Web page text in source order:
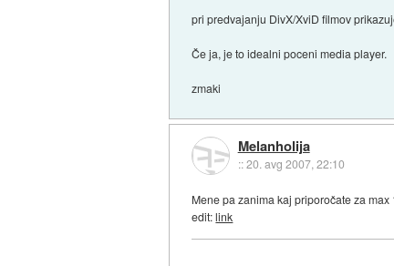
pri predvajanju DivX/XviD filmov
Če ja, je to idealni poceni media player.
zmaki
Melanholija
::20. avg 2007, 22:10
Mene pa zanima kaj priporočate za
edit:link